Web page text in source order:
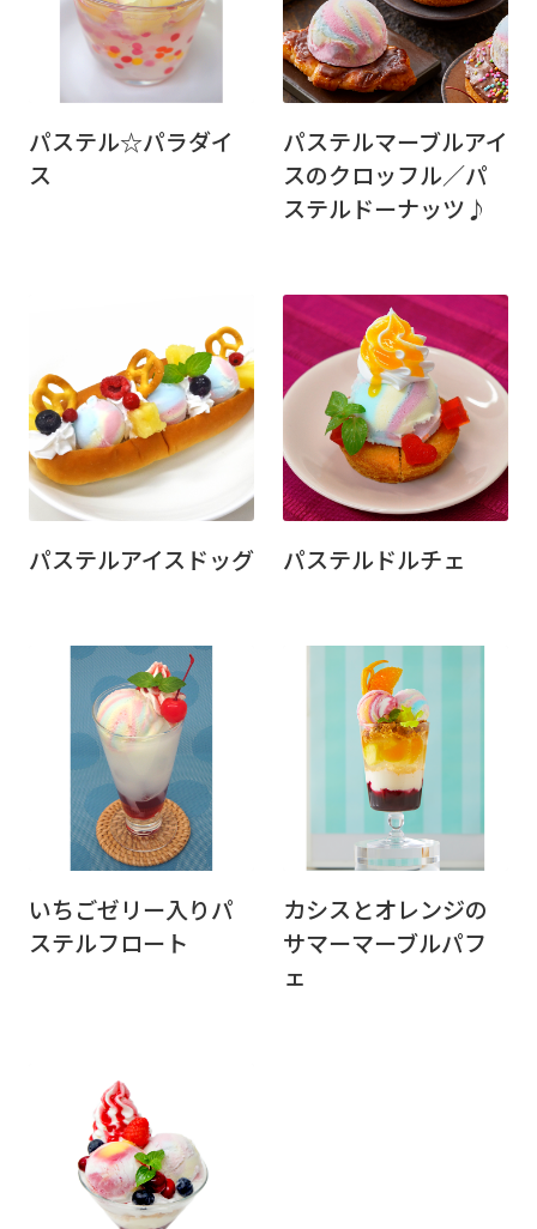
パステル☆パラダイ
ス
パステルマーブルアイ
スのクロッフル／パ
ステルドーナッツ♪
パステルアイスドッグ パステルドルチェ
いちごゼリー入りパ
ステルフロート
カシスとオレンジの
サマーマーブルパフ
ェ